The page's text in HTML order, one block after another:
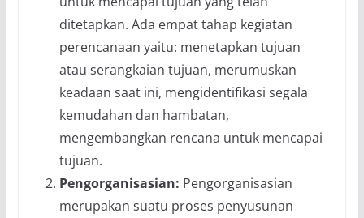
ditetapkan. Ada empat tahap kegiatan
perencanaan yaitu: menetapkan tujuan
atau serangkaian tujuan, merumuskan
keadaan saat ini, mengidentifikasi segala
kemudahan dan hambatan,
mengembangkan rencana untuk mencapai
tujuan.
Pengorganisasian: Pengorganisasian
merupakan suatu proses penyusunan